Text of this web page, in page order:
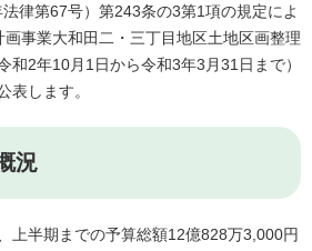
律第67号）第243条の3第1項の規定によ
画事業大和田二・三丁目地区土地区画整理
和2年10月1日から令和3年3月31日まで）
表します。
況
半期までの予算総額12億828万3,000円